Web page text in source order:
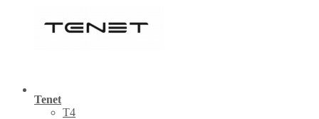
Tenet
Т4